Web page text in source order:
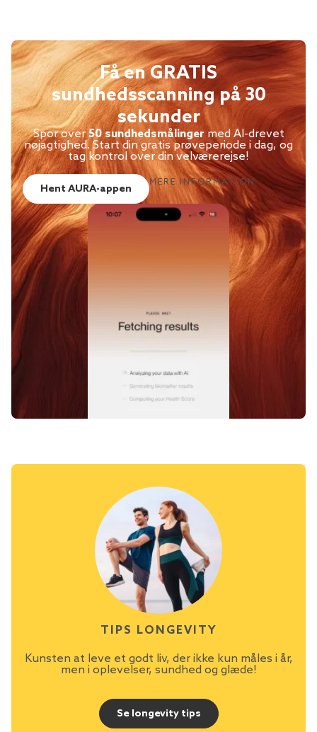
Få en GRATIS
sundhedsscanning på 30
sekunder
Spor over50 sundhedsmålingermed AI-drevet
nøjagtighed. Start din gratis prøveperiode i dag, og
tag kontrol over din velværerejse!
Hent AURA-appen
MERE INFORMATION
TIPS LONGEVITY
Kunsten at leve et godt liv, der ikke kun måles i år,
men i oplevelser, sundhed og glæde!
Se longevity tips